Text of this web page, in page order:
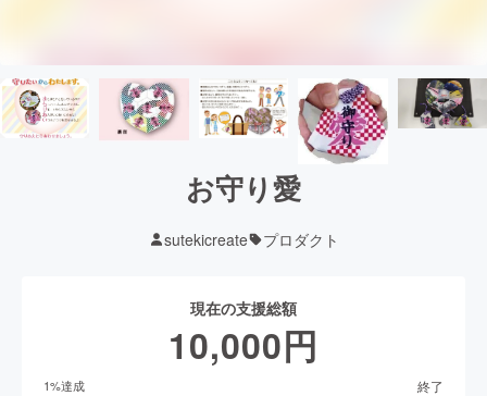
お守り愛
sutekicreate プロダクト
現在の支援総額
10,000円
1%達成 終了